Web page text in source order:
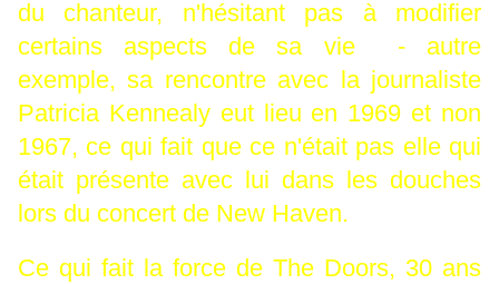
du chanteur, n'hésitant pas à modifier
certains aspects de sa vie - autre
exemple, sa rencontre avec la journaliste
Patricia Kennealy eut lieu en 1969 et non
1967, ce qui fait que ce n'était pas elle qui
était présente avec lui dans les douches
lors du concert de New Haven.
Ce qui fait la force de The Doors, 30 ans